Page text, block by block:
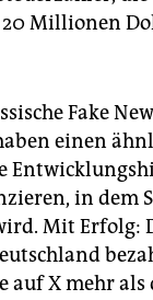
Millionen
Fake
einen
in dem
Mit Erfolg:
auf X mehr